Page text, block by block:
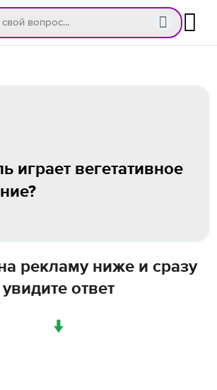
играет вегетативное
рекламу ниже и сразу
увидите ответ
↓